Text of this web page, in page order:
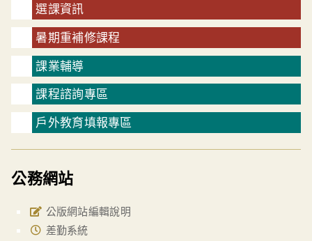
選課資訊
暑期重補修課程
課業輔導
課程諮詢專區
戶外教育填報專區
公務網站
公版網站編輯說明
差勤系統